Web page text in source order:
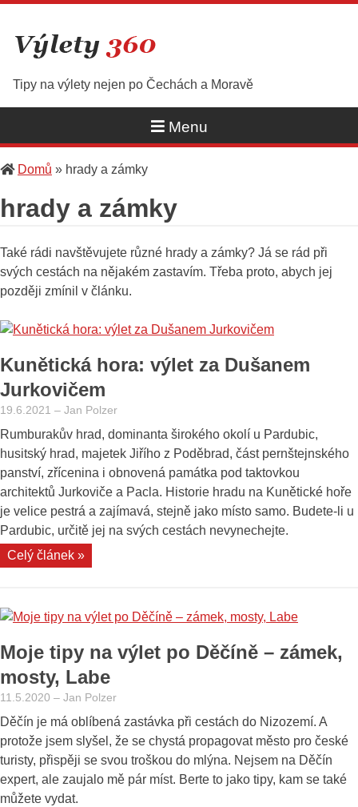
content
Tipy na výlety nejen po Čechách a Moravě
Menu
Domů » hrady a zámky
hrady a zámky
Také rádi navštěvujete různé hrady a zámky? Já se rád při
svých cestách na nějakém zastavím. Třeba proto, abych jej
později zmínil v článku.
Kunětická hora: výlet za Dušanem
Jurkovičem
19.6.2021 – Jan Polzer
Rumburakův hrad, dominanta širokého okolí u Pardubic,
husitský hrad, majetek Jiřího z Poděbrad, část pernštejnského
panství, zřícenina i obnovená památka pod taktovkou
architektů Jurkoviče a Pacla. Historie hradu na Kunětické hoře
je velice pestrá a zajímavá, stejně jako místo samo. Budete-li u
Pardubic, určitě jej na svých cestách nevynechejte.
Celý článek »„Kunětická
za
Jurkovičem“
Moje tipy na výlet po Děčíně – zámek,
mosty, Labe
11.5.2020 – Jan Polzer
Děčín je má oblíbená zastávka při cestách do Nizozemí. A
protože jsem slyšel, že se chystá propagovat město pro české
turisty, přispěji se svou troškou do mlýna. Nejsem na Děčín
expert, ale zaujalo mě pár míst. Berte to jako tipy, kam se také
můžete vydat.